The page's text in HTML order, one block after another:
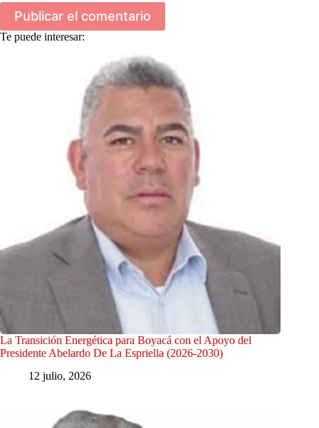
Publicar el comentario
Te puede interesar:
La Transición Energética para Boyacá con el Apoyo del
Presidente Abelardo De La Espriella (2026-2030)
12 julio, 2026